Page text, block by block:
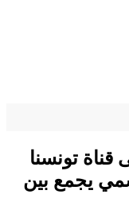
تونسنا
يجمع بين